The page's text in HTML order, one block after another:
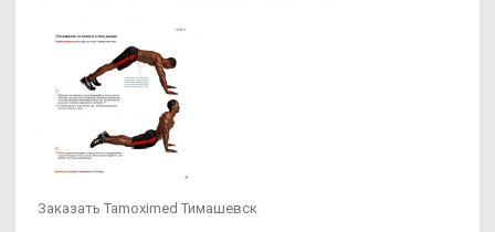
Заказать Tamoximed Тимашевск